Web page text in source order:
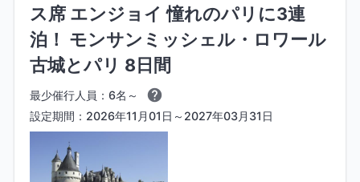
ス席 エンジョイ 憧れのパリに3連
泊！ モンサンミッシェル・ロワール
古城とパリ 8日間
最少催行人員：6名～
設定期間：2026年11月01日～2027年03月31日